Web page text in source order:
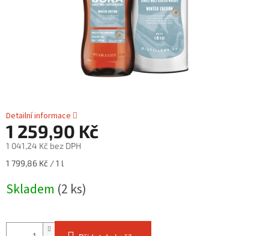
Detailní informace
1 259,90 Kč
1 041,24 Kč bez DPH
Měrná
1 799,86 Kč / 1 l
Skladem (2 ks)